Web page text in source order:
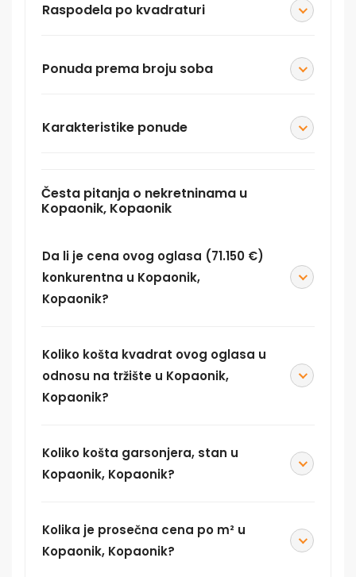
Raspodela po kvadraturi
Ponuda prema broju soba
Karakteristike ponude
Česta pitanja o nekretninama u
Kopaonik, Kopaonik
Da li je cena ovog oglasa (71.150 €)
konkurentna u Kopaonik,
Kopaonik?
Koliko košta kvadrat ovog oglasa u
odnosu na tržište u Kopaonik,
Kopaonik?
Koliko košta garsonjera, stan u
Kopaonik, Kopaonik?
Kolika je prosečna cena po m² u
Kopaonik, Kopaonik?